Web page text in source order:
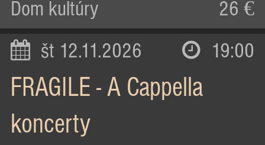
Dom kultúry 26 €
št 12.11.2026 19:00
FRAGILE - A Cappella
koncerty